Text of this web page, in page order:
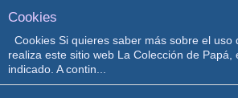
Cookies
Cookies Si quieres saber más sobre el uso
realiza este sitio web La Colección de Papá,
indicado. A contin...